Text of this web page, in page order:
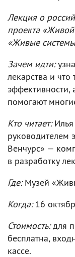
Лекция о
проекта «Живой
«Живые
Зачем идти:
лекарства и что
помогают
Кто читает:Илья
руководителем
Венчурс» —
в разработку
Где:Музей
Когда:16
Стоимость:для
бесплатна,
кассе.